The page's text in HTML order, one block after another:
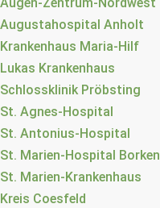
Augustahospital Anholt
Krankenhaus Maria-Hilf
Lukas Krankenhaus
Schlossklinik Pröbsting
St. Agnes-Hospital
St. Antonius-Hospital
St. Marien-Hospital Borken
St. Marien-Krankenhaus
Kreis Coesfeld